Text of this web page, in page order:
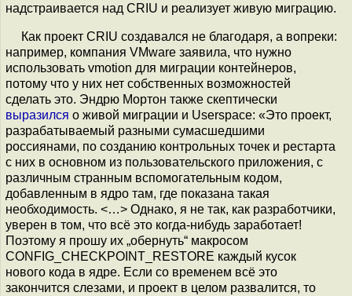
надстраивается над CRIU и реализует живую миграцию.
Как проект CRIU создавался не благодаря, а вопреки:
например, компания VMware заявила, что нужно
использовать vmotion для миграции контейнеров,
потому что у них нет собственных возможностей
сделать это. Эндрю Мортон также скептически
выразился о живой миграции и Userspace: «Это проект,
разрабатываемый разными сумасшедшими
россиянами, по созданию контрольных точек и рестарта
с них в основном из пользовательского приложения, с
различным странным вспомогательным кодом,
добавленным в ядро там, где показана такая
необходимость. <…> Однако, я не так, как разработчики,
уверен в том, что всё это когда-нибудь заработает!
Поэтому я прошу их „обернуть“ макросом
CONFIG_CHECKPOINT_RESTORE каждый кусок
нового кода в ядре. Если со временем всё это
закончится слезами, и проект в целом развалится, то